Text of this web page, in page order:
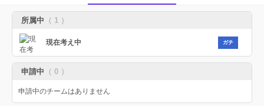
所属中 （ 1 ）
現在考え中 ガチ
申請中 （ 0 ）
申請中のチームはありません